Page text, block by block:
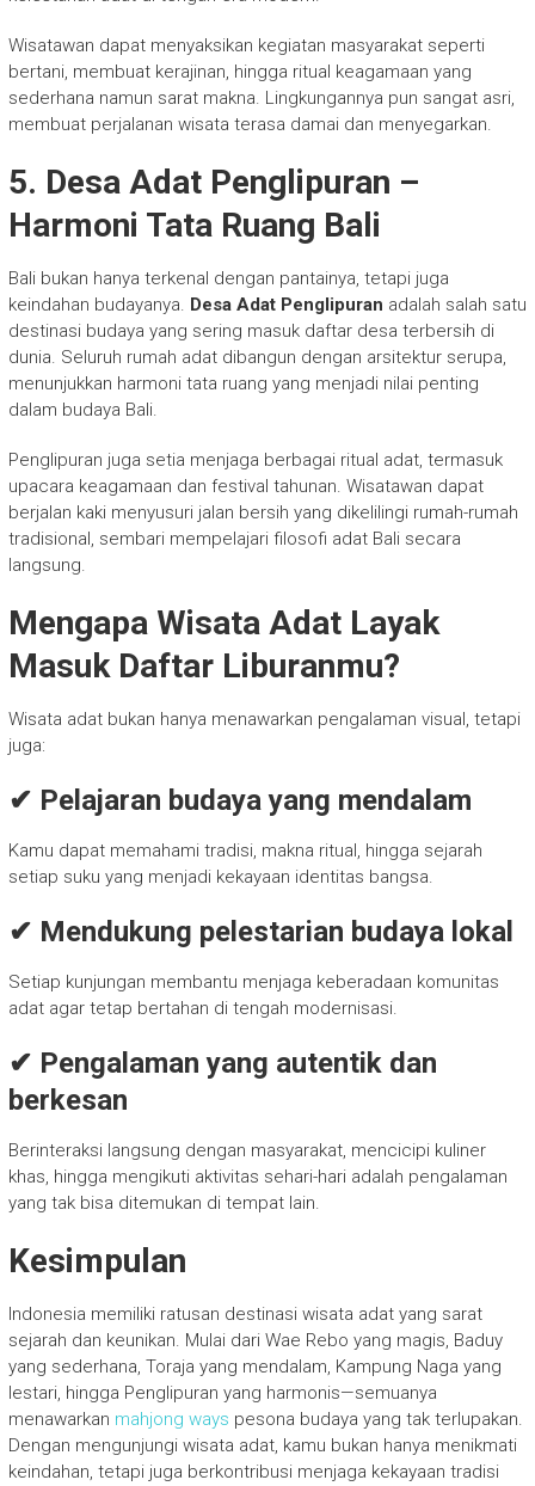
Wisatawan dapat menyaksikan kegiatan masyarakat seperti
bertani, membuat kerajinan, hingga ritual keagamaan yang
sederhana namun sarat makna. Lingkungannya pun sangat asri,
membuat perjalanan wisata terasa damai dan menyegarkan.
5. Desa Adat Penglipuran –
Harmoni Tata Ruang Bali
Bali bukan hanya terkenal dengan pantainya, tetapi juga
keindahan budayanya. Desa Adat Penglipuran adalah salah satu
destinasi budaya yang sering masuk daftar desa terbersih di
dunia. Seluruh rumah adat dibangun dengan arsitektur serupa,
menunjukkan harmoni tata ruang yang menjadi nilai penting
dalam budaya Bali.
Penglipuran juga setia menjaga berbagai ritual adat, termasuk
upacara keagamaan dan festival tahunan. Wisatawan dapat
berjalan kaki menyusuri jalan bersih yang dikelilingi rumah-rumah
tradisional, sembari mempelajari filosofi adat Bali secara
langsung.
Mengapa Wisata Adat Layak
Masuk Daftar Liburanmu?
Wisata adat bukan hanya menawarkan pengalaman visual, tetapi
juga:
✔ Pelajaran budaya yang mendalam
Kamu dapat memahami tradisi, makna ritual, hingga sejarah
setiap suku yang menjadi kekayaan identitas bangsa.
✔ Mendukung pelestarian budaya lokal
Setiap kunjungan membantu menjaga keberadaan komunitas
adat agar tetap bertahan di tengah modernisasi.
✔ Pengalaman yang autentik dan
berkesan
Berinteraksi langsung dengan masyarakat, mencicipi kuliner
khas, hingga mengikuti aktivitas sehari-hari adalah pengalaman
yang tak bisa ditemukan di tempat lain.
Kesimpulan
Indonesia memiliki ratusan destinasi wisata adat yang sarat
sejarah dan keunikan. Mulai dari Wae Rebo yang magis, Baduy
yang sederhana, Toraja yang mendalam, Kampung Naga yang
lestari, hingga Penglipuran yang harmonis—semuanya
menawarkan mahjong ways pesona budaya yang tak terlupakan.
Dengan mengunjungi wisata adat, kamu bukan hanya menikmati
keindahan, tetapi juga berkontribusi menjaga kekayaan tradisi